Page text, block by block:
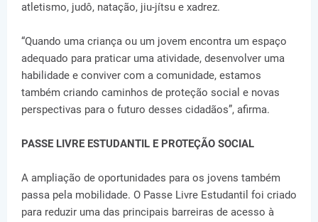
atletismo, judô, natação, jiu-jítsu e xadrez.
“Quando uma criança ou um jovem encontra um espaço
adequado para praticar uma atividade, desenvolver uma
habilidade e conviver com a comunidade, estamos
também criando caminhos de proteção social e novas
perspectivas para o futuro desses cidadãos”, afirma.
PASSE LIVRE ESTUDANTIL E PROTEÇÃO SOCIAL
A ampliação de oportunidades para os jovens também
passa pela mobilidade. O Passe Livre Estudantil foi criado
para reduzir uma das principais barreiras de acesso à